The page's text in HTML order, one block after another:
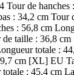
Tour de hanches
: 34,2 cm
: 56,8 cm
de taille : 36,8
totale :
cm [XL] EU
: 45,4 cm